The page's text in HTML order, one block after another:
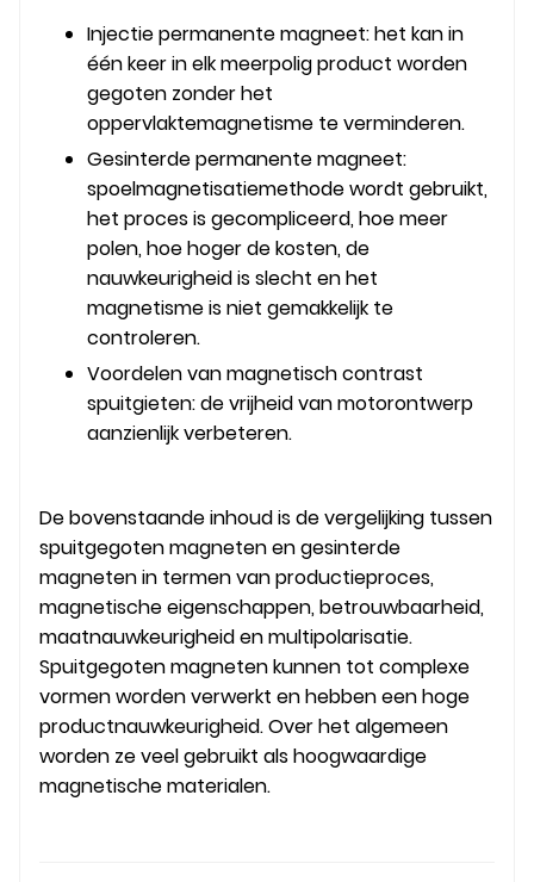
Injectie permanente magneet: het kan in
één keer in elk meerpolig product worden
gegoten zonder het
oppervlaktemagnetisme te verminderen.
Gesinterde permanente magneet:
spoelmagnetisatiemethode wordt gebruikt,
het proces is gecompliceerd, hoe meer
polen, hoe hoger de kosten, de
nauwkeurigheid is slecht en het
magnetisme is niet gemakkelijk te
controleren.
Voordelen van magnetisch contrast
spuitgieten: de vrijheid van motorontwerp
aanzienlijk verbeteren.
De bovenstaande inhoud is de vergelijking tussen
spuitgegoten magneten en gesinterde
magneten in termen van productieproces,
magnetische eigenschappen, betrouwbaarheid,
maatnauwkeurigheid en multipolarisatie.
Spuitgegoten magneten kunnen tot complexe
vormen worden verwerkt en hebben een hoge
productnauwkeurigheid. Over het algemeen
worden ze veel gebruikt als hoogwaardige
magnetische materialen.